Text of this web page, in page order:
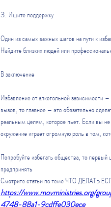
3. Ищите поддержку
Один из самых важных шагов на пути к
Найдите близких людей или
В заключение
Избавление от алкогольной
вызов, то главное – это обязательно
реальным целям, которое пьет. Если вы
окружение играет огромную роль в том,
Попробуйте избегать общества, то
предпринять
Смотрите статьи по теме ЧТО ДЕЛАТЬ
https://www.movministries.org/
4748-88a1-9cdffe030ece